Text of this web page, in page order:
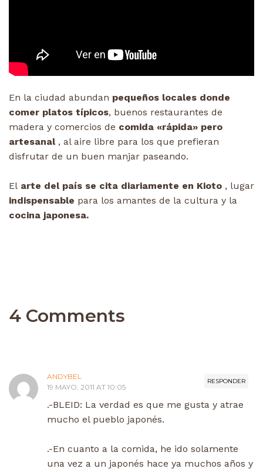
En la ciudad abundan pequeños locales donde
comer platos típicos, buenos restaurantes de
madera y comercios de comida «rápida» pero
artesanal, al aire libre para los que prefieran
disfrutar de un buen manjar paseando.
El arte del país se cita diariamente en Kioto , lugar
indispensable para los amantes de la cultura y la
cocina japonesa.
4 Comments
RESPONDER
ANDYBEL
19 MAYO, 2011 AT 10:05
.-BLEID: La verdad es que me gusta y atrae
mucho el pueblo japonés.
.-En cuanto a la comida, he ido solamente
una vez a un japonés hace ya muchos años y